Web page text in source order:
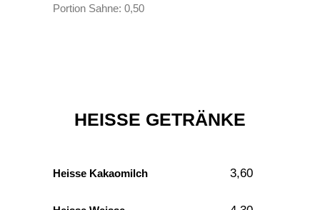
Portion Sahne: 0,50
HEISSE GETRÄNKE
Heisse Kakaomilch 3,60